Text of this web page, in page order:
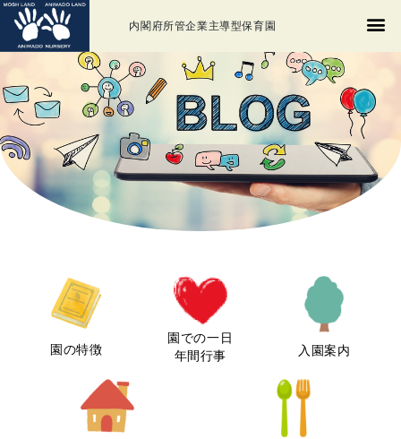
内閣府所管企業主導型保育園
園の特徴
園での一日
年間行事
入園案内